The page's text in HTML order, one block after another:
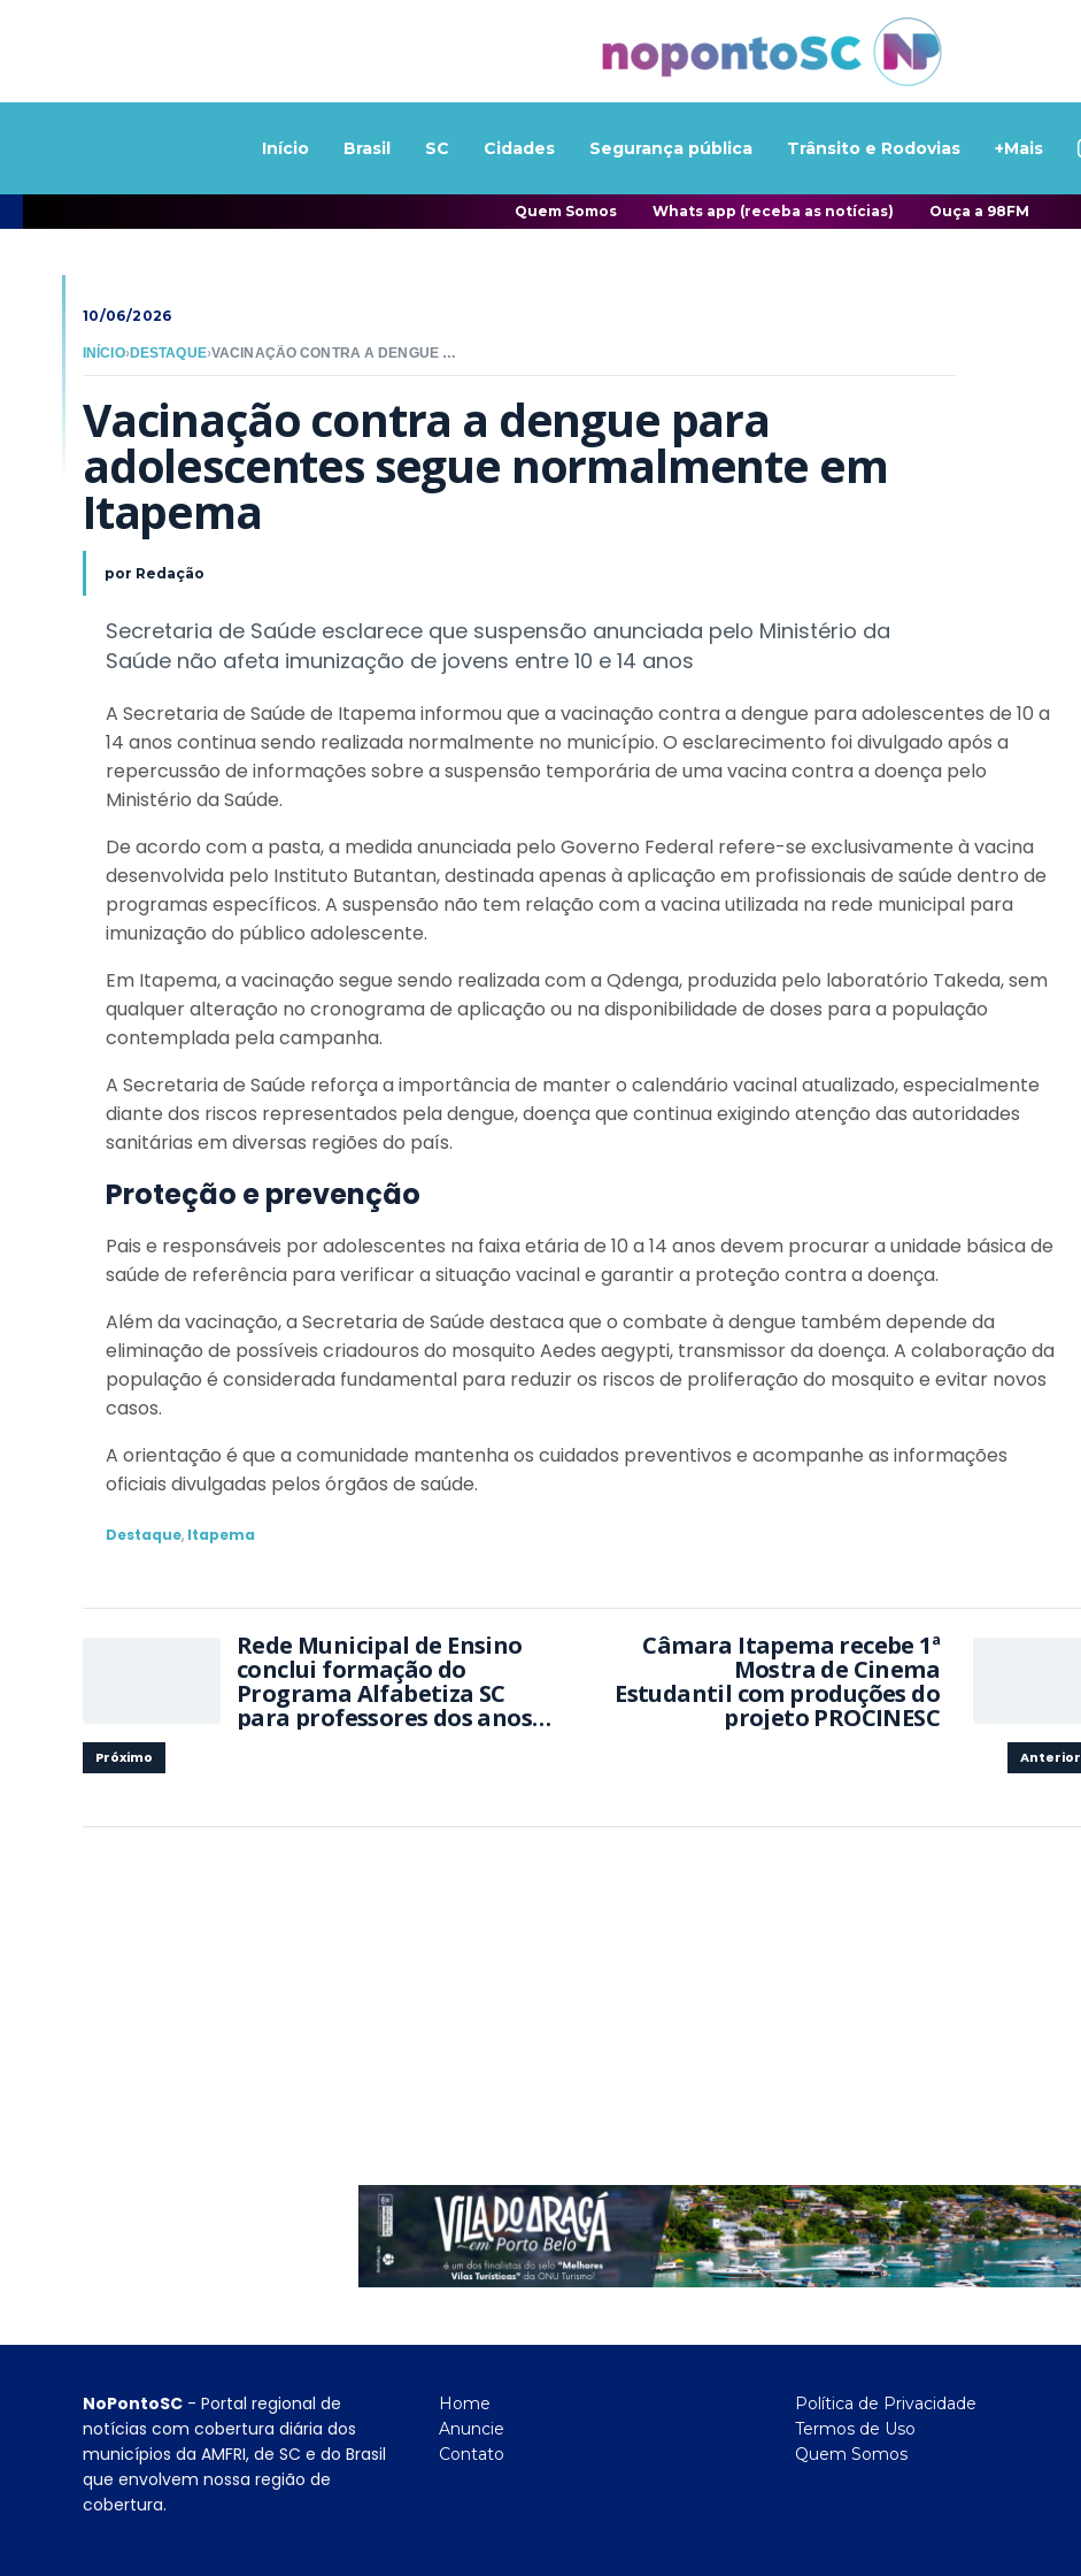
Início Brasil SC Cidades Segurança pública Trânsito e Rodovias +Mais
Quem Somos Whats app (receba as notícias) Ouça a 98FM
10/06/2026
INÍCIO›DESTAQUE› VACINAÇÃO CONTRA A DENGUE PARA ADOLESCENTES SEGUE NORMALMENTE EM ITAPEMA
Vacinação contra a dengue para
adolescentes segue normalmente em
Itapema
por Redação
Secretaria de Saúde esclarece que suspensão anunciada pelo Ministério da
Saúde não afeta imunização de jovens entre 10 e 14 anos
A Secretaria de Saúde de Itapema informou que a vacinação contra a dengue para adolescentes de 10 a
14 anos continua sendo realizada normalmente no município. O esclarecimento foi divulgado após a
repercussão de informações sobre a suspensão temporária de uma vacina contra a doença pelo
Ministério da Saúde.
De acordo com a pasta, a medida anunciada pelo Governo Federal refere-se exclusivamente à vacina
desenvolvida pelo Instituto Butantan, destinada apenas à aplicação em profissionais de saúde dentro de
programas específicos. A suspensão não tem relação com a vacina utilizada na rede municipal para
imunização do público adolescente.
Em Itapema, a vacinação segue sendo realizada com a Qdenga, produzida pelo laboratório Takeda, sem
qualquer alteração no cronograma de aplicação ou na disponibilidade de doses para a população
contemplada pela campanha.
A Secretaria de Saúde reforça a importância de manter o calendário vacinal atualizado, especialmente
diante dos riscos representados pela dengue, doença que continua exigindo atenção das autoridades
sanitárias em diversas regiões do país.
Proteção e prevenção
Pais e responsáveis por adolescentes na faixa etária de 10 a 14 anos devem procurar a unidade básica de
saúde de referência para verificar a situação vacinal e garantir a proteção contra a doença.
Além da vacinação, a Secretaria de Saúde destaca que o combate à dengue também depende da
eliminação de possíveis criadouros do mosquito Aedes aegypti, transmissor da doença. A colaboração da
população é considerada fundamental para reduzir os riscos de proliferação do mosquito e evitar novos
casos.
A orientação é que a comunidade mantenha os cuidados preventivos e acompanhe as informações
oficiais divulgadas pelos órgãos de saúde.
Destaque, Itapema
Rede Municipal de Ensino
conclui formação do
Programa Alfabetiza SC
para professores dos anos
Próximo
Câmara Itapema recebe 1ª
Mostra de Cinema
Estudantil com produções do
projeto PROCINESC
Anterior
NoPontoSC - Portal regional de
notícias com cobertura diária dos
municípios da AMFRI, de SC e do Brasil
que envolvem nossa região de
cobertura.
Home
Anuncie
Contato
Política de Privacidade
Termos de Uso
Quem Somos